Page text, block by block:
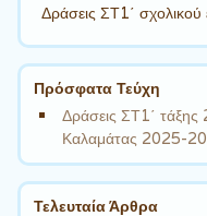
Δράσεις ΣΤ1΄ σχολικού
Πρόσφατα Τεύχη
Δράσεις ΣΤ1΄ τάξης
Καλαμάτας 2025-
Τελευταία Άρθρα